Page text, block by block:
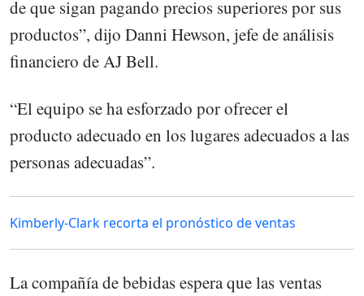
de que sigan pagando precios superiores por sus
productos”, dijo Danni Hewson, jefe de análisis
financiero de AJ Bell.
“El equipo se ha esforzado por ofrecer el
producto adecuado en los lugares adecuados a las
personas adecuadas”.
Kimberly-Clark recorta el pronóstico de ventas
La compañía de bebidas espera que las ventas